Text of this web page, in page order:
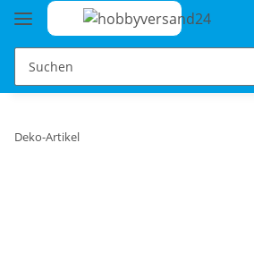
Deko-Artikel